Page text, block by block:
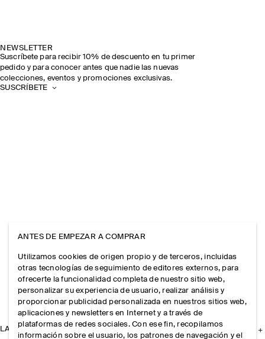
NEWSLETTER
Suscríbete para recibir 10% de descuento en tu primer
pedido y para conocer antes que nadie las nuevas
colecciones, eventos y promociones exclusivas.
SUSCRÍBETE
LA EMPRESA
ANTES DE EMPEZAR A COMPRAR
Utilizamos cookies de origen propio y de terceros, incluidas
otras tecnologías de seguimiento de editores externos, para
ofrecerte la funcionalidad completa de nuestro sitio web,
personalizar su experiencia de usuario, realizar análisis y
proporcionar publicidad personalizada en nuestros sitios web,
aplicaciones y newsletters en Internet y a través de
plataformas de redes sociales. Con ese fin, recopilamos
información sobre el usuario, los patrones de navegación y el